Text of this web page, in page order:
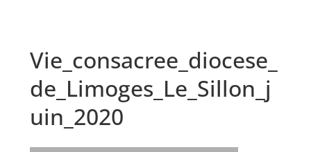
Vie_consacree_diocese_
de_Limoges_Le_Sillon_j
uin_2020